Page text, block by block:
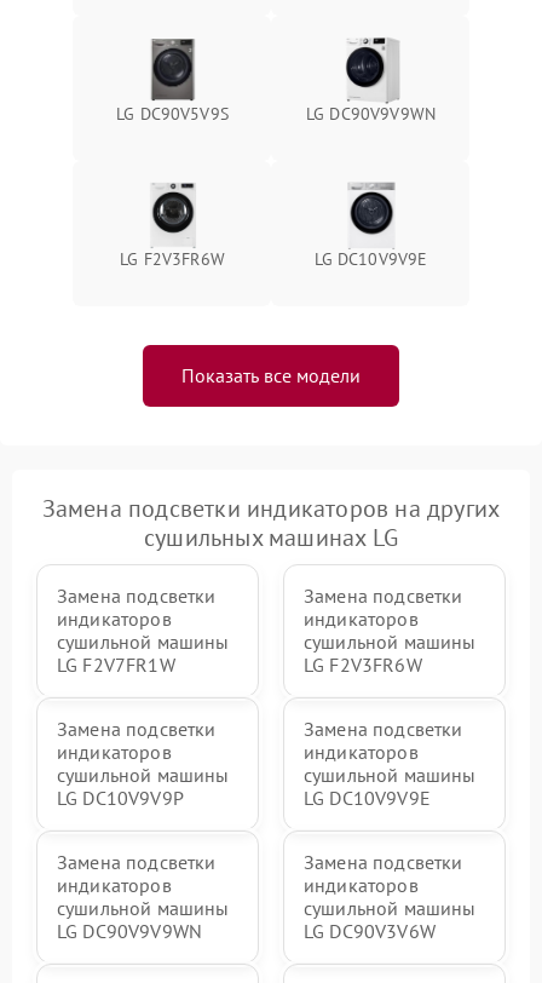
LG DC90V5V9S LG DC90V9V9WN
LG F2V3FR6W LG DC10V9V9E
Показать все модели
Замена подсветки индикаторов на других
сушильных машинах LG
Замена подсветки
индикаторов
сушильной машины
LG F2V7FR1W
Замена подсветки
индикаторов
сушильной машины
LG F2V3FR6W
Замена подсветки
индикаторов
сушильной машины
LG DC10V9V9P
Замена подсветки
индикаторов
сушильной машины
LG DC10V9V9E
Замена подсветки
индикаторов
сушильной машины
LG DC90V9V9WN
Замена подсветки
индикаторов
сушильной машины
LG DC90V3V6W